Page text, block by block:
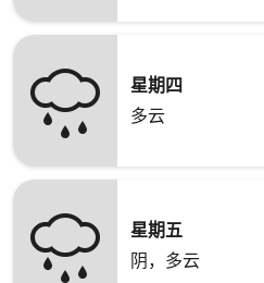
星期四
多云
星期五
阴，多云